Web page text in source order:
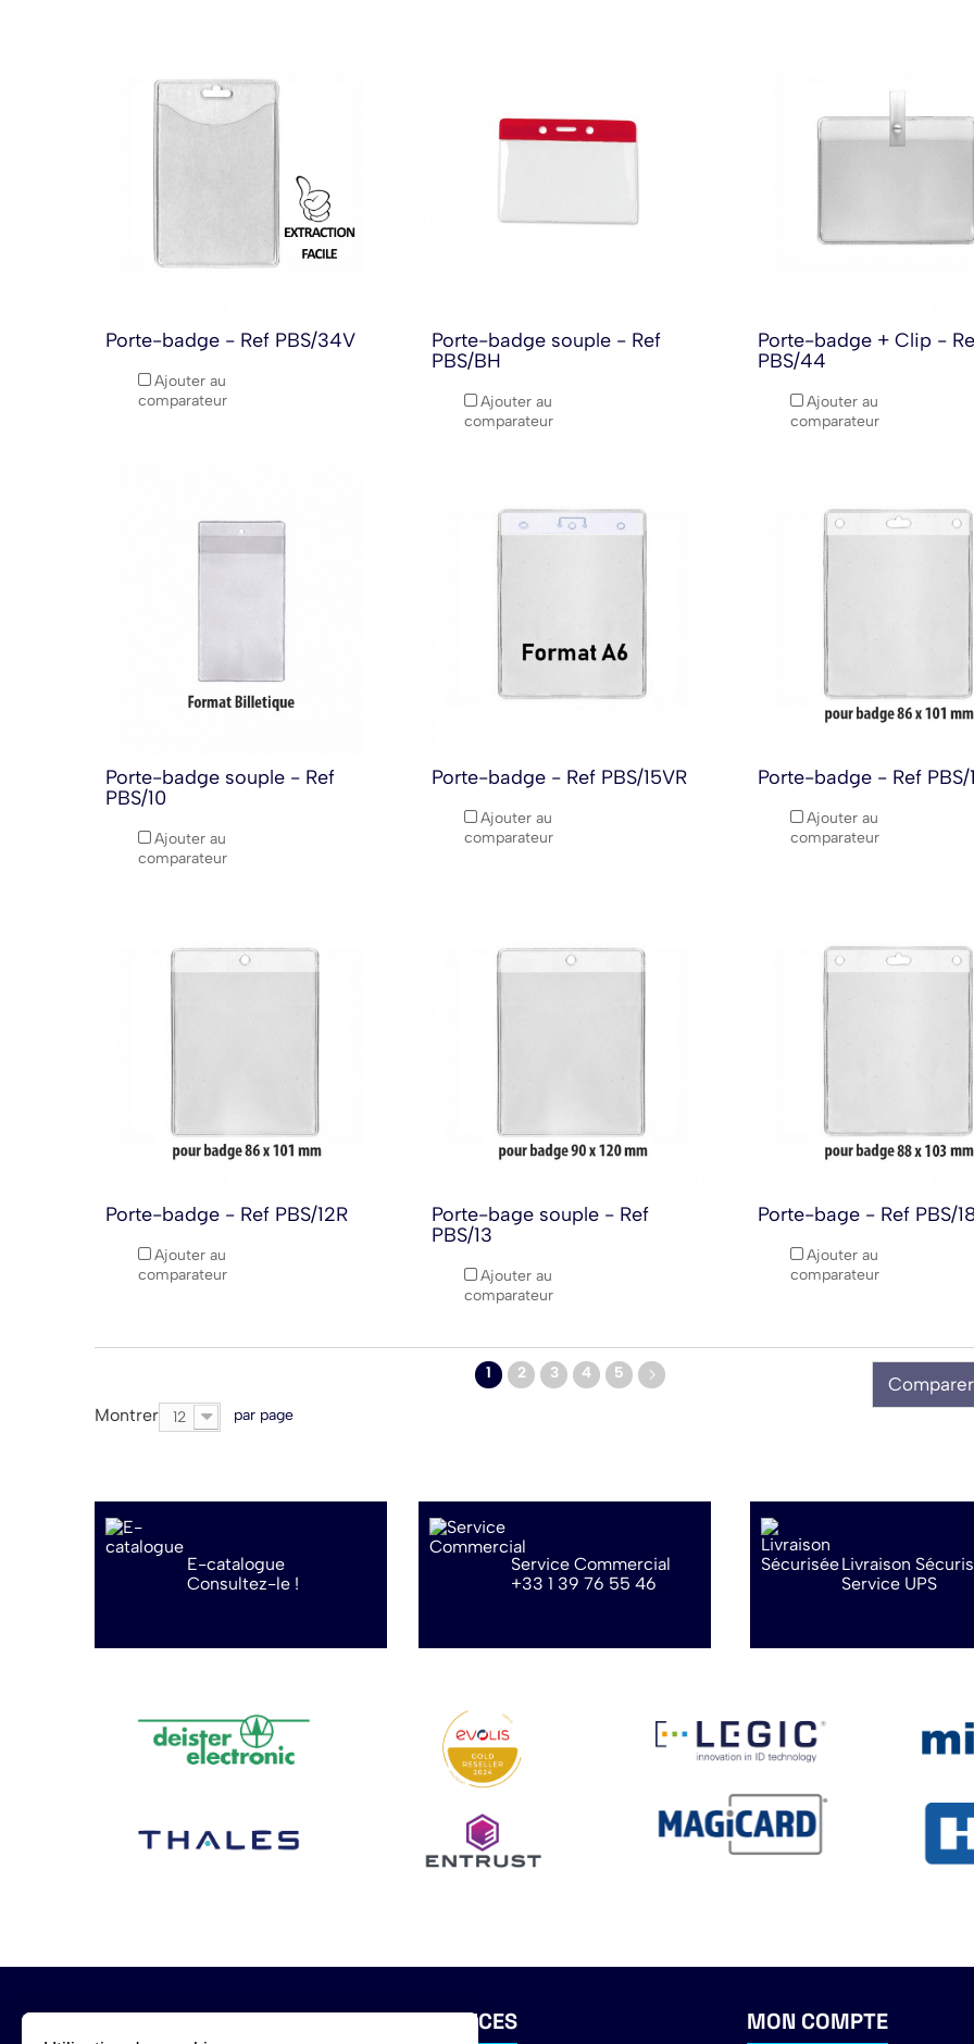
Porte-badge - Ref PBS/34V
Ajouter au
comparateur
Porte-badge souple - Ref
PBS/BH
Ajouter au
comparateur
Porte-badge + Clip -
PBS/44
Ajouter au
comparateur
Porte-badge souple - Ref
PBS/10
Ajouter au
comparateur
Porte-badge - Ref PBS/15VR
Ajouter au
comparateur
Porte-badge - Ref PBS/
Ajouter au
comparateur
Porte-badge - Ref PBS/12R
Ajouter au
comparateur
Porte-bage souple - Ref
PBS/13
Ajouter au
comparateur
Porte-bage - Ref PBS/
Ajouter au
comparateur
1 2 3 4 5
Montrer 12 par page
E-catalogue
Consultez-le !
Service Commercial
+33 1 39 76 55 46
Livraison
Service UPS
INFORMATIONS SERVICES MON COMPTE